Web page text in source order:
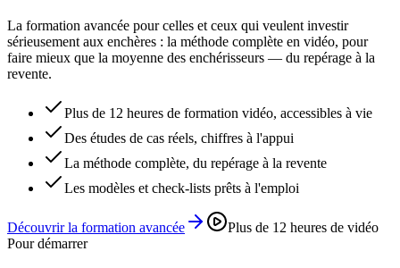
La formation avancée pour celles et ceux qui veulent investir
sérieusement aux enchères : la méthode complète en vidéo, pour
faire mieux que la moyenne des enchérisseurs — du repérage à la
revente.
Plus de 12 heures de formation vidéo, accessibles à vie
Des études de cas réels, chiffres à l'appui
La méthode complète, du repérage à la revente
Les modèles et check-lists prêts à l'emploi
Découvrir la formation avancée
Plus de 12 heures de vidéo
Pour démarrer